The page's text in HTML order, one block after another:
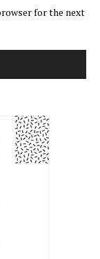
for the next